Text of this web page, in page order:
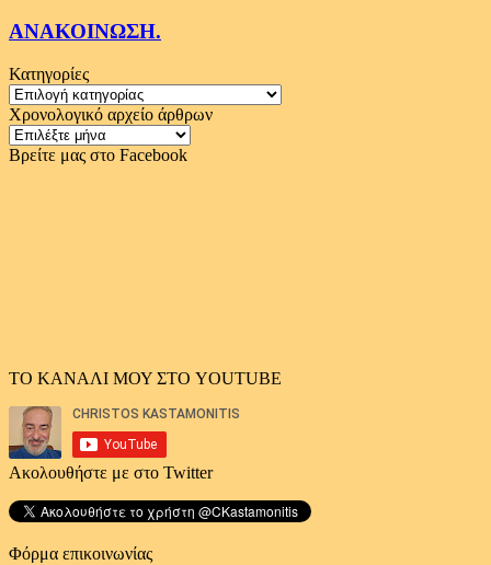
ΑΝΑΚΟΙΝΩΣΗ.
Κατηγορίες
Κατηγορίες
Χρονολογικό αρχείο άρθρων
Χρονολογικό
αρχείο
Βρείτε μας στο Facebook
ΤΟ ΚΑΝΑΛΙ ΜΟΥ ΣΤΟ YOUTUBE
Ακολουθήστε με στο Twitter
Φόρμα επικοινωνίας